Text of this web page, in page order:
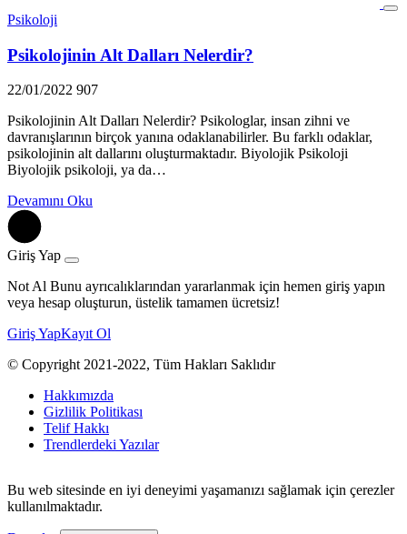
Psikoloji
Psikolojinin Alt Dalları Nelerdir?
22/01/2022 907
Psikolojinin Alt Dalları Nelerdir? Psikologlar, insan zihni ve
davranışlarının birçok yanına odaklanabilirler. Bu farklı odaklar,
psikolojinin alt dallarını oluşturmaktadır. Biyolojik Psikoloji
Biyolojik psikoloji, ya da…
Devamını Oku
Giriş Yap
Not Al Bunu ayrıcalıklarından yararlanmak için hemen giriş yapın
veya hesap oluşturun, üstelik tamamen ücretsiz!
Giriş YapKayıt Ol
© Copyright 2021-2022, Tüm Hakları Saklıdır
Hakkımızda
Gizlilik Politikası
Telif Hakkı
Trendlerdeki Yazılar
Bu web sitesinde en iyi deneyimi yaşamanızı sağlamak için çerezler
kullanılmaktadır.